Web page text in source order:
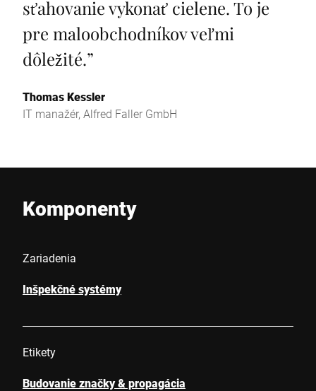
sťahovanie vykonať cielene. To je
pre maloobchodníkov veľmi
dôležité.”
Thomas Kessler
IT manažér, Alfred Faller GmbH
Komponenty
Zariadenia
Inšpekčné systémy
Etikety
Budovanie značky & propagácia